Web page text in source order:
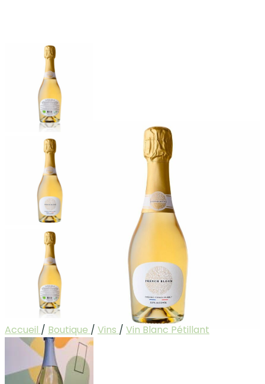
Accueil / Boutique / Vins / Vin Blanc Pétillant